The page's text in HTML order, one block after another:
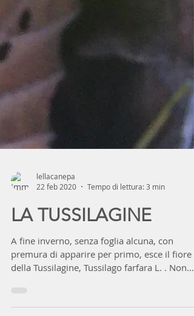
22 feb 2020
Tempo di lettura: 3 min